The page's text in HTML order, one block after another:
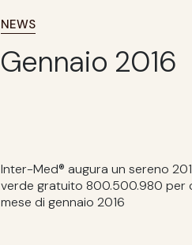
NEWS
Gennaio 2016
Inter-Med® augura un sereno
verde gratuito 800.500.980 per
mese di gennaio 2016